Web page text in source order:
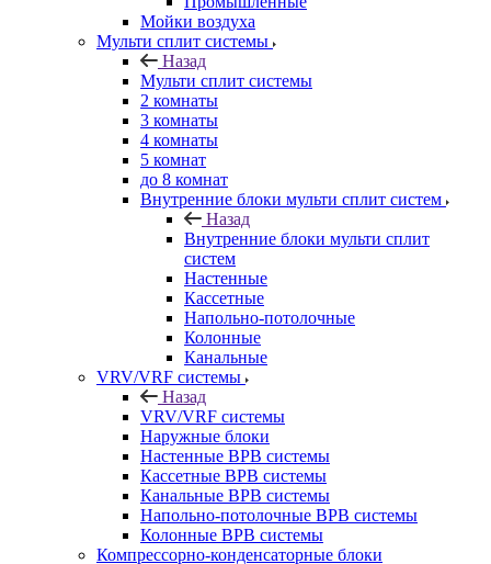
Мойки воздуха
Мульти сплит системы
Назад
Мульти сплит системы
2 комнаты
3 комнаты
4 комнаты
5 комнат
до 8 комнат
Внутренние блоки мульти сплит систем
Назад
Внутренние блоки мульти сплит
систем
Настенные
Кассетные
Напольно-потолочные
Колонные
Канальные
VRV/VRF системы
Назад
VRV/VRF системы
Наружные блоки
Настенные ВРВ системы
Кассетные ВРВ системы
Канальные ВРВ системы
Напольно-потолочные ВРВ системы
Колонные ВРВ системы
Компрессорно-конденсаторные блоки